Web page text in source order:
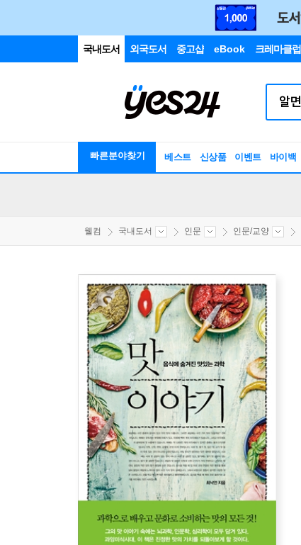
국내도서 외국도서 중고샵 eBook 크레마클럽
빠른분야찾기 베스트 신상품 이벤트 바이백
웰컴 국내도서 인문 인문/교양